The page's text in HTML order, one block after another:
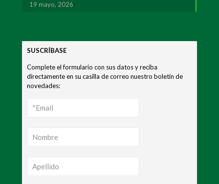
19 mayo, 2026
SUSCRÍBASE
Complete el formulario con sus datos y reciba
directamente en su casilla de correo nuestro boletín de
novedades: